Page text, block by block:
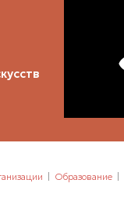
Образование